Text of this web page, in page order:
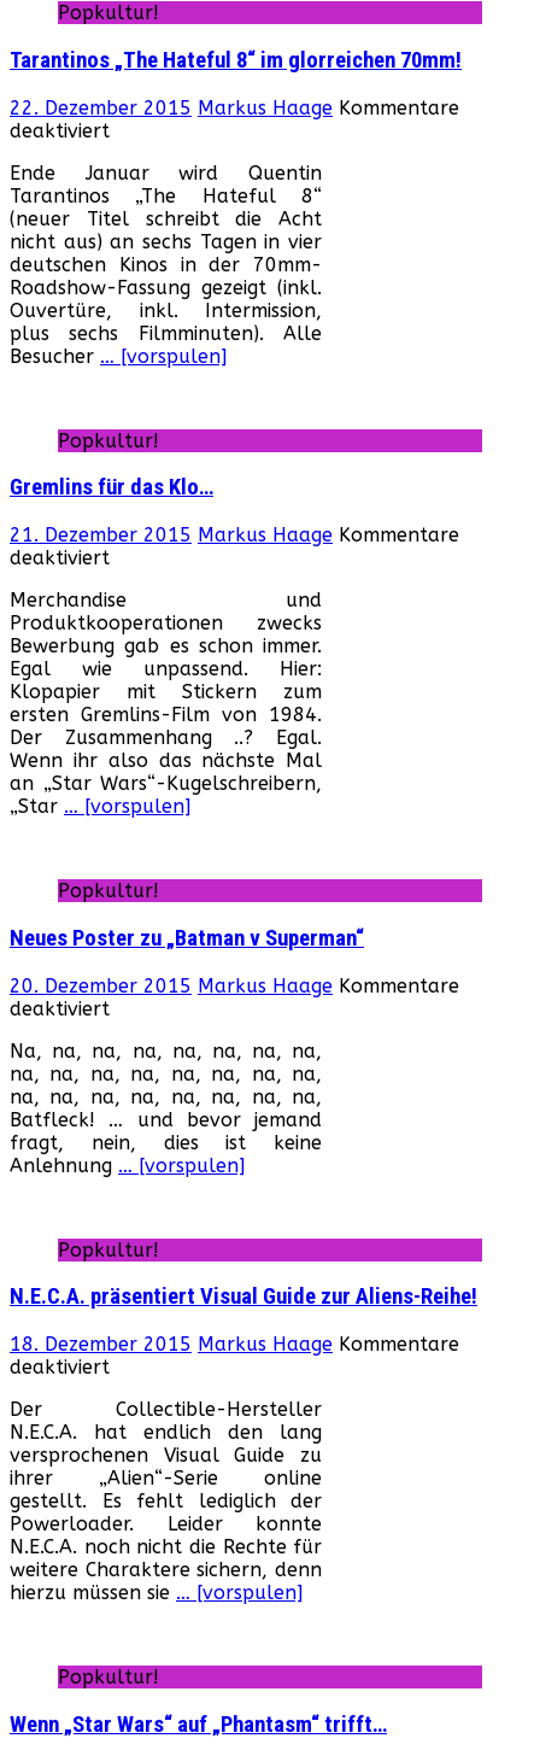
Popkultur!
Tarantinos „The Hateful 8“ im glorreichen 70mm!
22. Dezember 2015 Markus Haage Kommentare
deaktiviert
„The
Hateful
8“
im
glorreichen
70mm!
Ende Januar wird Quentin
Tarantinos „The Hateful 8“
(neuer Titel schreibt die Acht
nicht aus) an sechs Tagen in vier
deutschen Kinos in der 70mm-
Roadshow-Fassung gezeigt (inkl.
Ouvertüre, inkl. Intermission,
plus sechs Filmminuten). Alle
Besucher … [vorspulen]
Popkultur!
Gremlins für das Klo…
21. Dezember 2015 Markus Haage Kommentare
deaktiviertfür
für
das
Klo…
Merchandise und
Produktkooperationen zwecks
Bewerbung gab es schon immer.
Egal wie unpassend. Hier:
Klopapier mit Stickern zum
ersten Gremlins-Film von 1984.
Der Zusammenhang ..? Egal.
Wenn ihr also das nächste Mal
an „Star Wars“-Kugelschreibern,
„Star … [vorspulen]
Popkultur!
Neues Poster zu „Batman v Superman“
20. Dezember 2015 Markus Haage Kommentare
deaktiviert
Poster
zu
„Batman
v
Superman“
Na, na, na, na, na, na, na, na,
na, na, na, na, na, na, na, na,
na, na, na, na, na, na, na, na,
Batfleck! … und bevor jemand
fragt, nein, dies ist keine
Anlehnung … [vorspulen]
Popkultur!
N.E.C.A. präsentiert Visual Guide zur Aliens-Reihe!
18. Dezember 2015 Markus Haage Kommentare
deaktiviertfür
präsentiert
Visual
Guide
zur
Aliens-
Reihe!
Der Collectible-Hersteller
N.E.C.A. hat endlich den lang
versprochenen Visual Guide zu
ihrer „Alien“-Serie online
gestellt. Es fehlt lediglich der
Powerloader. Leider konnte
N.E.C.A. noch nicht die Rechte für
weitere Charaktere sichern, denn
hierzu müssen sie … [vorspulen]
Popkultur!
Wenn „Star Wars“ auf „Phantasm“ trifft…